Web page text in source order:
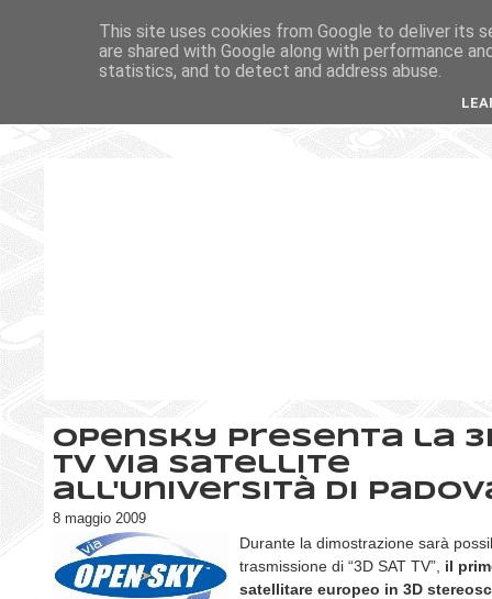
OpenSky presenta la
Tv via Satellite
all'Università di
8 maggio 2009
Durante la dimostrazione sarà
trasmissione di “3D SAT TV”, il
satellitare europeo in 3D
This site uses cookies from Google to deliver its
are shared with Google along with performance
statistics, and to detect and address abuse.